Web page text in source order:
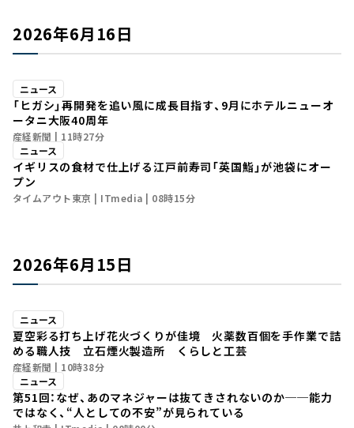
2026年6月16日
ニュース
「ヒガシ」再開発を追い風に成長目指す、9月にホテルニューオ
ータニ大阪40周年
産経新聞
11時27分
ニュース
イギリスの食材で仕上げる江戸前寿司「英国鮨」が池袋にオー
プン
タイムアウト東京 ITmedia 08時15分
2026年6月15日
ニュース
夏空彩る打ち上げ花火づくりが佳境 火薬数百個を手作業で詰
める職人技 立石煙火製造所 くらしと工芸
産経新聞
10時38分
ニュース
第51回：なぜ、あのマネジャーは抜てきされないのか──能力
ではなく、“人としての不安”が見られている